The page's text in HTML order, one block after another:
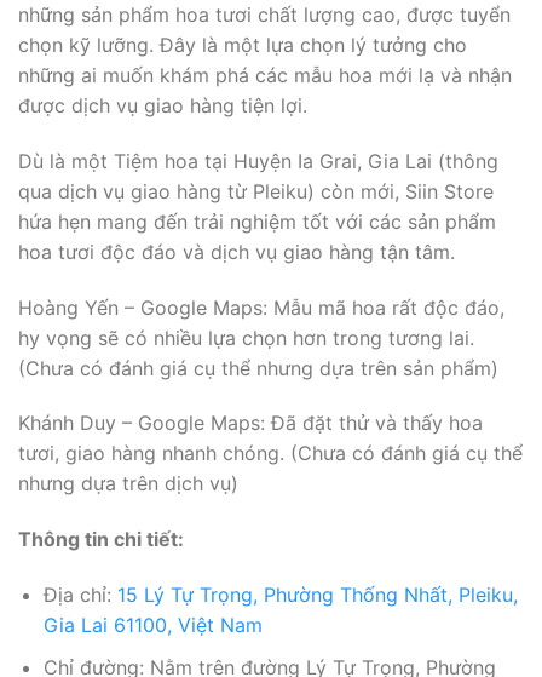
những sản phẩm hoa tươi chất lượng cao, được tuyển
chọn kỹ lưỡng. Đây là một lựa chọn lý tưởng cho
những ai muốn khám phá các mẫu hoa mới lạ và nhận
được dịch vụ giao hàng tiện lợi.
Dù là một Tiệm hoa tại Huyện Ia Grai, Gia Lai (thông
qua dịch vụ giao hàng từ Pleiku) còn mới, Siin Store
hứa hẹn mang đến trải nghiệm tốt với các sản phẩm
hoa tươi độc đáo và dịch vụ giao hàng tận tâm.
Hoàng Yến – Google Maps: Mẫu mã hoa rất độc đáo,
hy vọng sẽ có nhiều lựa chọn hơn trong tương lai.
(Chưa có đánh giá cụ thể nhưng dựa trên sản phẩm)
Khánh Duy – Google Maps: Đã đặt thử và thấy hoa
tươi, giao hàng nhanh chóng. (Chưa có đánh giá cụ thể
nhưng dựa trên dịch vụ)
Thông tin chi tiết:
Địa chỉ: 15 Lý Tự Trọng, Phường Thống Nhất, Pleiku,
Gia Lai 61100, Việt Nam
Chỉ đường: Nằm trên đường Lý Tự Trọng, Phường